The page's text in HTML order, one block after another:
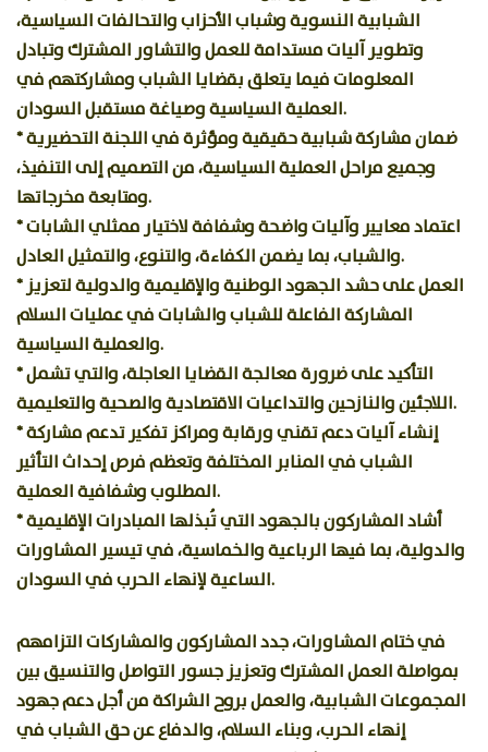
الشبابية النسوية وشباب الأحزاب والتحالفات السياسية،
وتطوير آليات مستدامة للعمل والتشاور المشترك وتبادل
المعلومات فيما يتعلق بقضايا الشباب ومشاركتهم في
العملية السياسية وصياغة مستقبل السودان.
* ضمان مشاركة شبابية حقيقية ومؤثرة في اللجنة التحضيرية
وجميع مراحل العملية السياسية، من التصميم إلى التنفيذ،
ومتابعة مخرجاتها.
* اعتماد معايير وآليات واضحة وشفافة لاختيار ممثلي الشابات
والشباب، بما يضمن الكفاءة، والتنوع، والتمثيل العادل.
* العمل على حشد الجهود الوطنية والإقليمية والدولية لتعزيز
المشاركة الفاعلة للشباب والشابات في عمليات السلام
والعملية السياسية.
* التأكيد على ضرورة معالجة القضايا العاجلة، والتي تشمل
اللاجئين والنازحين والتداعيات الاقتصادية والصحية والتعليمية.
* إنشاء آليات دعم تقني ورقابة ومراكز تفكير تدعم مشاركة
الشباب في المنابر المختلفة وتعظم فرص إحداث التأثير
المطلوب وشفافية العملية.
* أشاد المشاركون بالجهود التي تُبذلها المبادرات الإقليمية
والدولية، بما فيها الرباعية والخماسية، في تيسير المشاورات
الساعية لإنهاء الحرب في السودان.
في ختام المشاورات، جدد المشاركون والمشاركات التزامهم
بمواصلة العمل المشترك وتعزيز جسور التواصل والتنسيق بين
المجموعات الشبابية، والعمل بروح الشراكة من أجل دعم جهود
إنهاء الحرب، وبناء السلام، والدفاع عن حق الشباب في